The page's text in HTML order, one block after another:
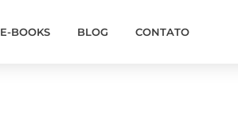
E-BOOKS BLOG CONTATO